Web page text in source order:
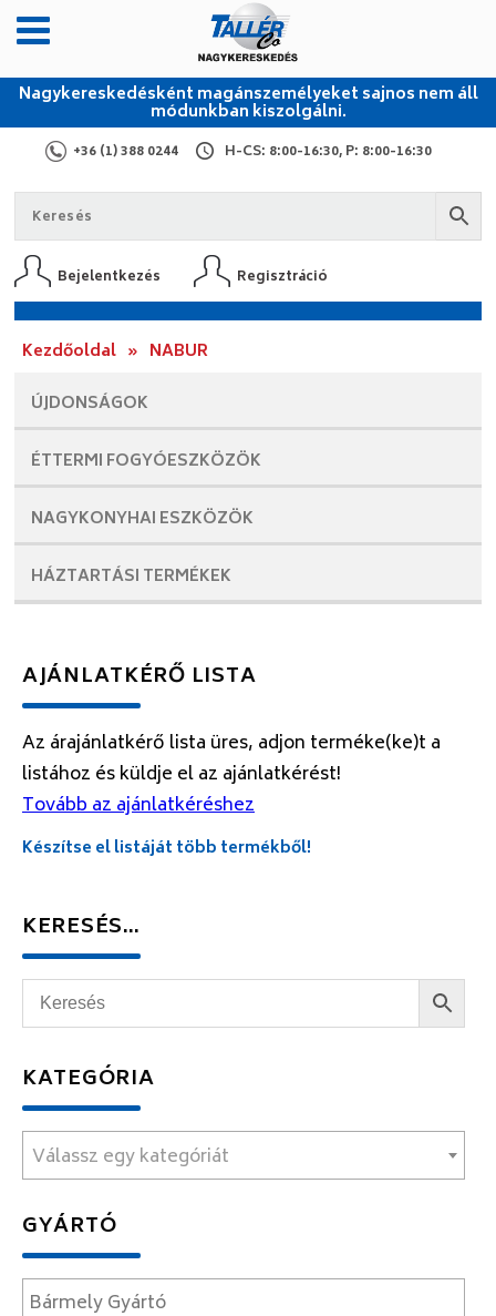
Nagykereskedésként magánszemélyeket sajnos nem áll
módunkban kiszolgálni.
+36 (1) 388 0244 H-CS: 8:00-16:30, P: 8:00-16:30
Bejelentkezés Regisztráció
Kezdőoldal » NABUR
ÚJDONSÁGOK
ÉTTERMI FOGYÓESZKÖZÖK
NAGYKONYHAI ESZKÖZÖK
HÁZTARTÁSI TERMÉKEK
AJÁNLATKÉRŐ LISTA
Az árajánlatkérő lista üres, adjon terméke(ke)t a
listához és küldje el az ajánlatkérést!
Tovább az ajánlatkéréshez
Készítse el listáját több termékből!
KERESÉS…
KATEGÓRIA
Válassz egy kategóriát
GYÁRTÓ